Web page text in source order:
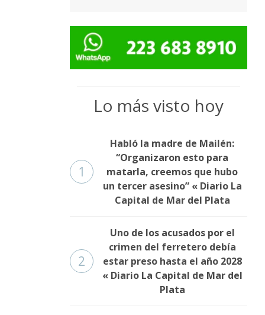
Lo más visto hoy
1
Habló la madre de Mailén:
“Organizaron esto para
matarla, creemos que hubo
un tercer asesino” « Diario La
Capital de Mar del Plata
2
Uno de los acusados por el
crimen del ferretero debía
estar preso hasta el año 2028
« Diario La Capital de Mar del
Plata